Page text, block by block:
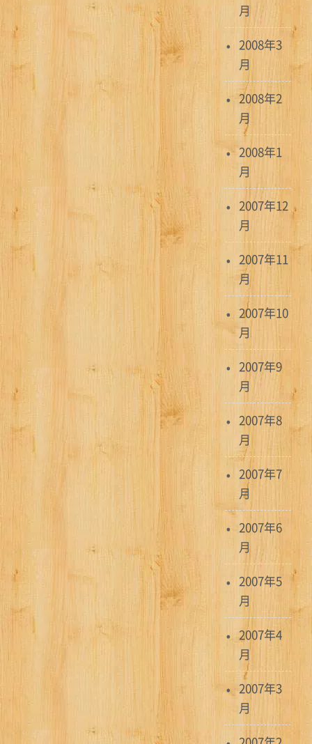
月
2008年3
月
2008年2
月
2008年1
月
2007年12
月
2007年11
月
2007年10
月
2007年9
月
2007年8
月
2007年7
月
2007年6
月
2007年5
月
2007年4
月
2007年3
月